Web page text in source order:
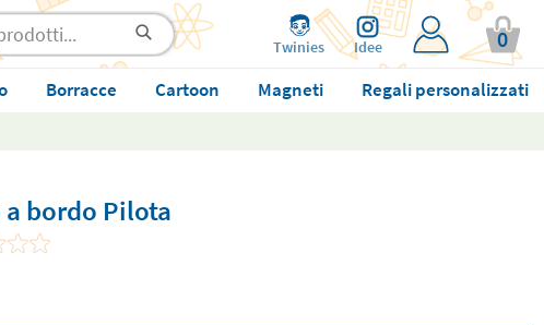
Twinies Idee 0
Borracce Cartoon Magneti
Regali personalizzati
bordo Pilota